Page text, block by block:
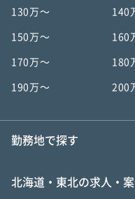
130万〜 140
150万〜 160
170万〜 180
190万〜 200
勤務地で探す
北海道・東北の求人・